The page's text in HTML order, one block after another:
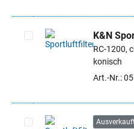
Artikel auswählen
K&N
RC-1200,
konisch
Art.-Nr.: